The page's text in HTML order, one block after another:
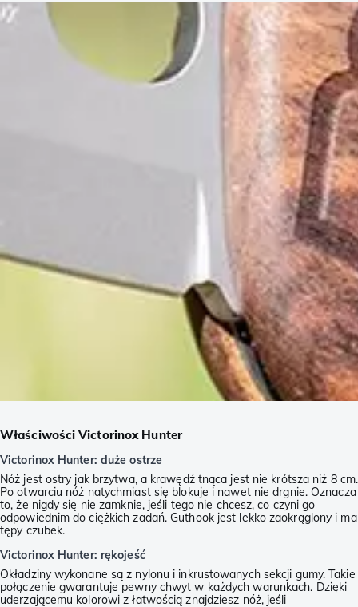
Właściwości Victorinox Hunter
Victorinox Hunter: duże ostrze
Nóż jest ostry jak brzytwa, a krawędź tnąca jest nie krótsza niż 8 cm.
Po otwarciu nóż natychmiast się blokuje i nawet nie drgnie. Oznacza
to, że nigdy się nie zamknie, jeśli tego nie chcesz, co czyni go
odpowiednim do ciężkich zadań. Guthook jest lekko zaokrąglony i ma
tępy czubek.
Victorinox Hunter: rękojeść
Okładziny wykonane są z nylonu i inkrustowanych sekcji gumy. Takie
połączenie gwarantuje pewny chwyt w każdych warunkach. Dzięki
uderzającemu kolorowi z łatwością znajdziesz nóż, jeśli